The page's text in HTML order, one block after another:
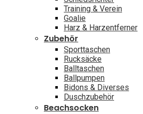
Training & Verein
Goalie
Harz & Harzentferner
Zubehör
Sporttaschen
Rucksäcke
Balltaschen
Ballpumpen
Bidons & Diverses
Duschzubehör
Beachsocken